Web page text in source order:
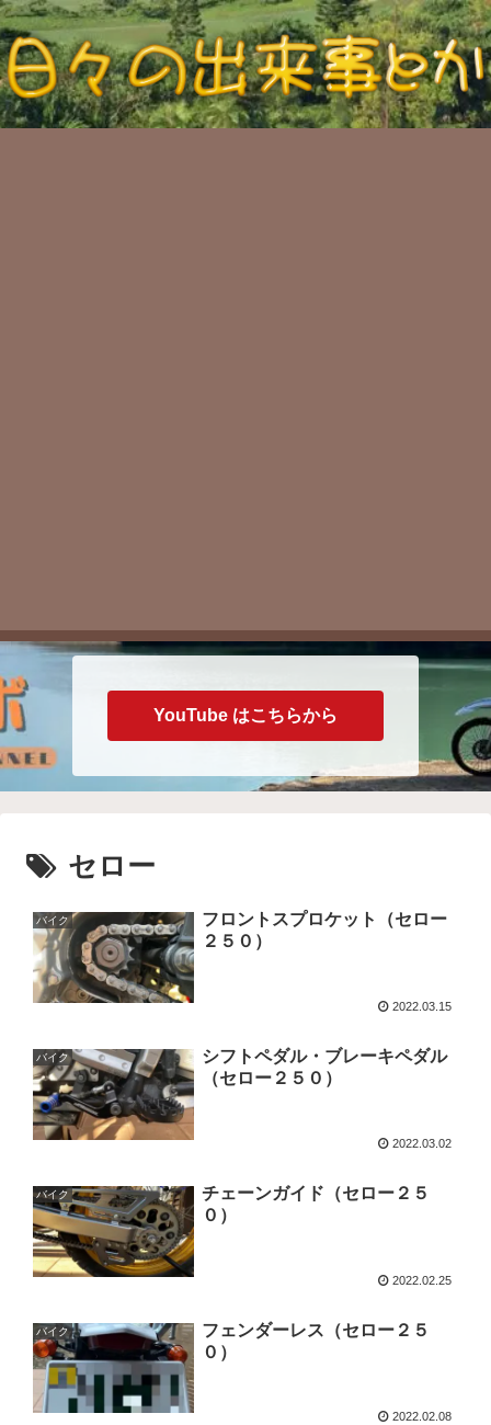
YouTube はこちらから
セロー
バイク
フロントスプロケット（セロー
２５０）
2022.03.15
バイク
シフトペダル・ブレーキペダル
（セロー２５０）
2022.03.02
バイク
チェーンガイド（セロー２５
０）
2022.02.25
バイク
フェンダーレス（セロー２５
０）
2022.02.08